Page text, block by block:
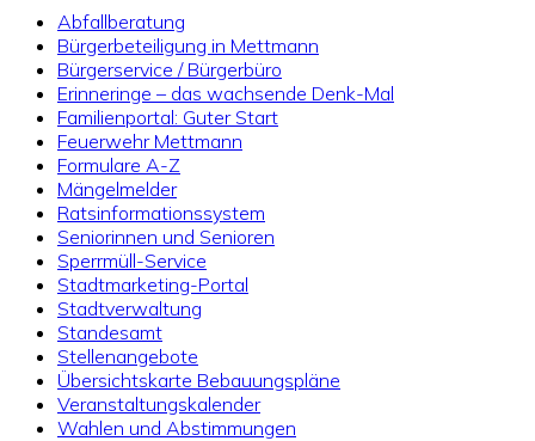
Abfallberatung
Bürgerbeteiligung in Mettmann
Bürgerservice / Bürgerbüro
Erinneringe – das wachsende Denk-Mal
Familienportal: Guter Start
Feuerwehr Mettmann
Formulare A-Z
Mängelmelder
Ratsinformationssystem
Seniorinnen und Senioren
Sperrmüll-Service
Stadtmarketing-Portal
Stadtverwaltung
Standesamt
Stellenangebote
Übersichtskarte Bebauungspläne
Veranstaltungskalender
Wahlen und Abstimmungen